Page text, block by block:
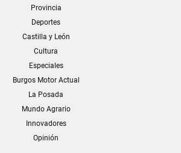
Provincia
Deportes
Castilla y León
Cultura
Especiales
Burgos Motor Actual
La Posada
Mundo Agrario
Innovadores
Opinión